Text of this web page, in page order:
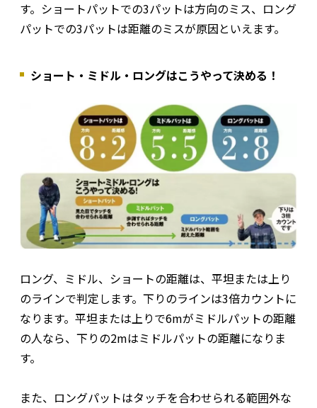
す。ショートパットでの3パットは方向のミス、ロング
パットでの3パットは距離のミスが原因といえます。
ショート・ミドル・ロングはこうやって決める！
ロング、ミドル、ショートの距離は、平坦または上り
のラインで判定します。下りのラインは3倍カウントに
なります。平坦または上りで6mがミドルパットの距離
の人なら、下りの2mはミドルパットの距離になりま
す。
また、ロングパットはタッチを合わせられる範囲外な